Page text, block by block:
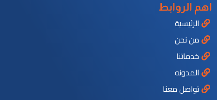
اهم الروابط
الرئيسية
من نحن
خدماتنا
المدونه
تواصل معنا